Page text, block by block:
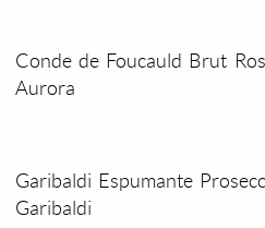
Conde de Foucauld Brut
Aurora
Garibaldi Espumante
Garibaldi